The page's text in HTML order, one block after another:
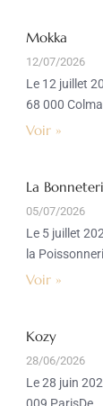
Mokka
12/07/2026
Le 12 juillet
68 000
Voir »
La
05/07/2026
Le 5 juillet
la
Voir »
Kozy
28/06/2026
Le 28 juin